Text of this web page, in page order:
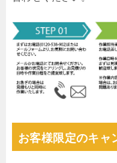
お客様限定のキャ